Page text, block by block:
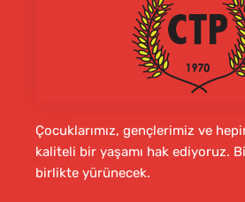
Çocuklarımız, gençlerimiz ve
kaliteli bir yaşamı hak ediyoruz.
birlikte yürünecek.